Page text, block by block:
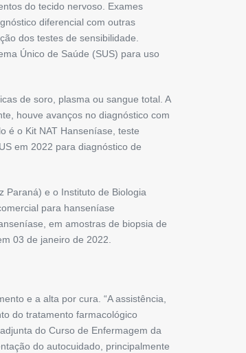
do tecido nervoso. Exames
diferencial com outras
dos testes de sensibilidade.
Único de Saúde (SUS) para uso
de soro, plasma ou sangue total. A
houve avanços no diag­nóstico com
é o Kit NAT ­Hanseníase, teste
em 2022 para diagnóstico de
Paraná) e o Instituto de Biologia
para hanseníase
em amostras de biopsia de
03 de janeiro de 2022.
e a alta por cura. “A assistência,
do tratamento farmacológico
do Curso de Enfermagem da
do autocuidado, principalmente